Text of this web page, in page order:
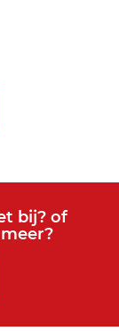
bij? of